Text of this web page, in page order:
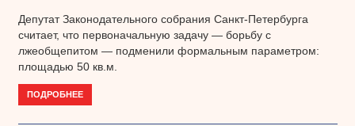
Депутат Законодательного собрания Санкт-Петербурга
считает, что первоначальную задачу — борьбу с
лжеобщепитом — подменили формальным параметром:
площадью 50 кв.м.
ПОДРОБНЕЕ